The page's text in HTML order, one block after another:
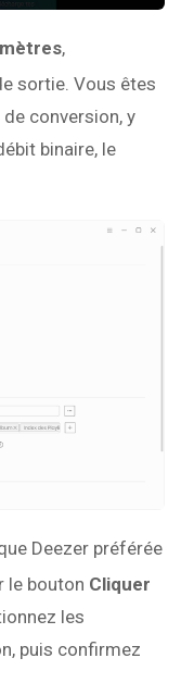
,
sortie. Vous êtes
conversion, y
binaire, le
Deezer préférée
le bouton Cliquer
les
puis confirmez